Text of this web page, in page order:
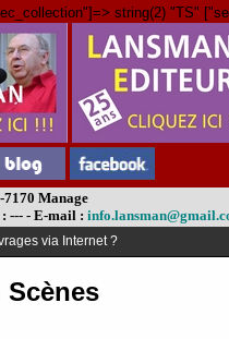
string(2) "TS"
7170 Manage
--- - E-mail :
?